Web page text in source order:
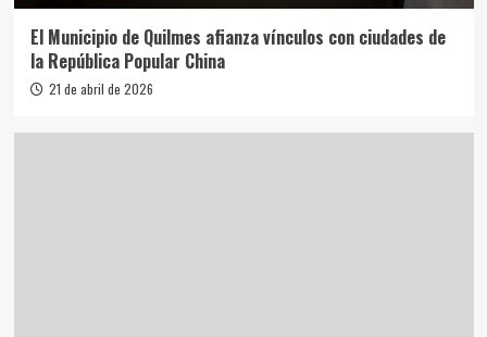
El Municipio de Quilmes afianza vínculos con ciudades de
la República Popular China
21 de abril de 2026